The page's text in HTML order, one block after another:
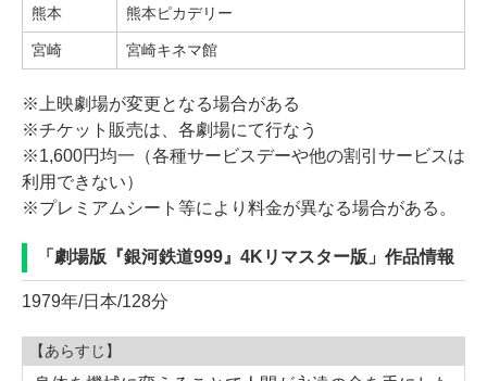
熊本 熊本ピカデリー
宮崎 宮崎キネマ館
※上映劇場が変更となる場合がある
※チケット販売は、各劇場にて行なう
※1,600円均一（各種サービスデーや他の割引サービスは
利用できない）
※プレミアムシート等により料金が異なる場合がある。
「劇場版『銀河鉄道999』4Kリマスター版」作品情報
1979年/日本/128分
【あらすじ】